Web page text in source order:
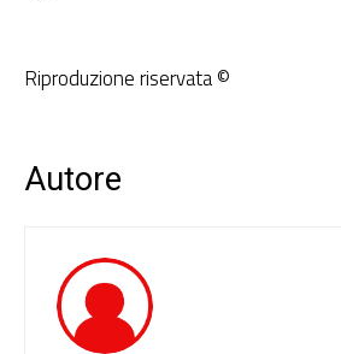
Riproduzione riservata ©
Autore